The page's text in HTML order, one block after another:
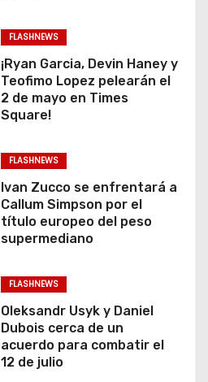
FLASHNEWS
¡Ryan Garcia, Devin Haney y
Teofimo Lopez pelearán el
2 de mayo en Times
Square!
FLASHNEWS
Ivan Zucco se enfrentará a
Callum Simpson por el
título europeo del peso
supermediano
FLASHNEWS
Oleksandr Usyk y Daniel
Dubois cerca de un
acuerdo para combatir el
12 de julio